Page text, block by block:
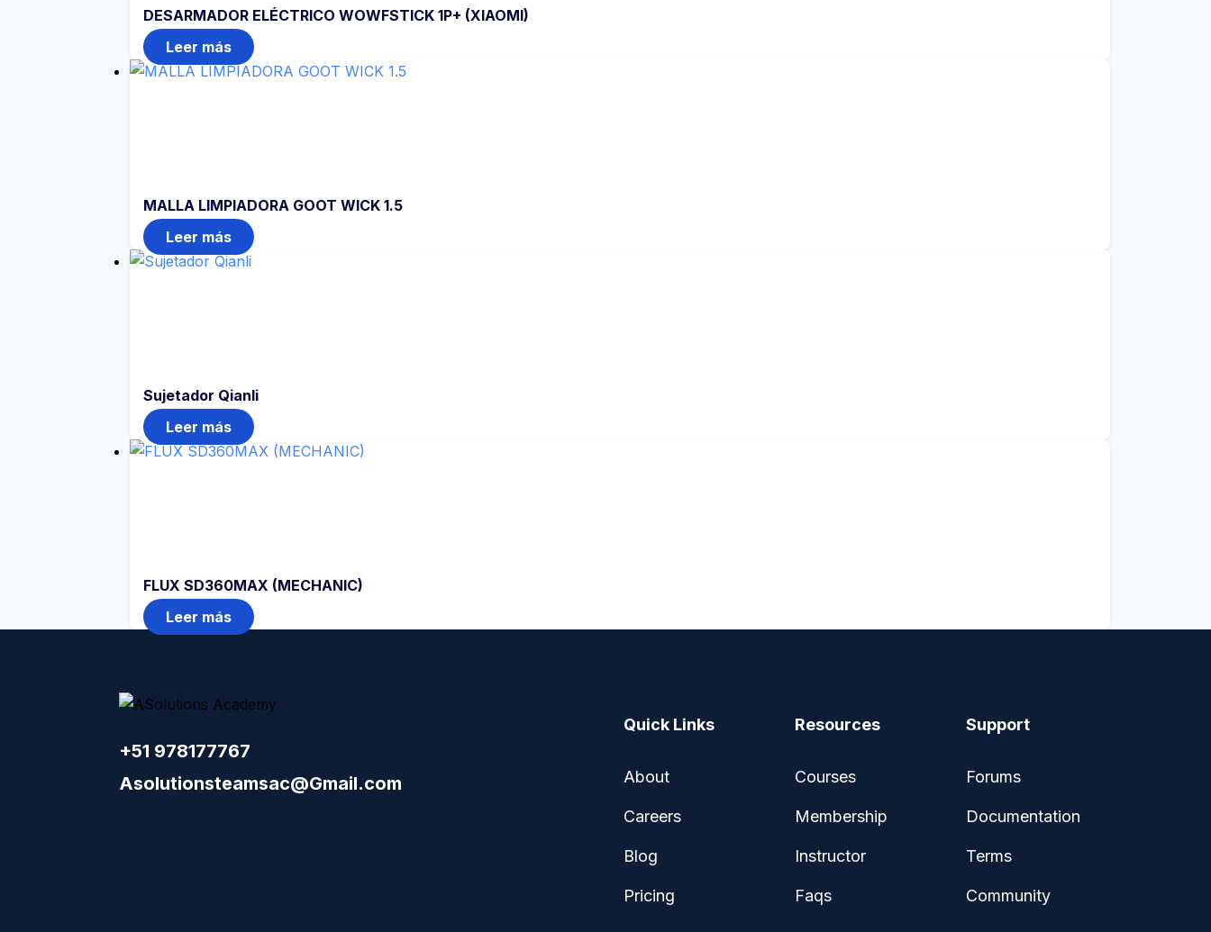
DESARMADOR ELÉCTRICO WOWFSTICK 1P+ (XIAOMI)
Leer más
MALLA LIMPIADORA GOOT WICK 1.5
Leer más
Sujetador Qianli
Leer más
FLUX SD360MAX (MECHANIC)
Leer más
+51 978177767
Asolutionsteamsac@Gmail.com
Quick Links
About
Careers
Blog
Pricing
Resources
Courses
Membership
Instructor
Faqs
Support
Forums
Documentation
Terms
Community